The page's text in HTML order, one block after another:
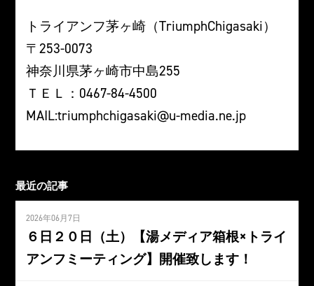
トライアンフ茅ヶ崎（TriumphChigasaki）
〒253-0073
神奈川県茅ヶ崎市中島255
ＴＥＬ：0467-84-4500
MAIL:triumphchigasaki@u-media.ne.jp
最近の記事
2026年06月7日
６日２０日（土）【湯メディア箱根×トライ
アンフミーティング】開催致します！